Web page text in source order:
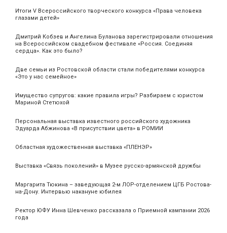
Итоги V Всероссийского творческого конкурса «Права человека
глазами детей»
Дмитрий Кобзев и Ангелина Буланова зарегистрировали отношения
на Всероссийском свадебном фестивале «Россия. Соединяя
сердца». Как это было?
Две семьи из Ростовской области стали победителями конкурса
«Это у нас семейное»
Имущество супругов: какие правила игры? Разбираем с юристом
Мариной Стетюхой
Персональная выставка известного российского художника
Эдуарда Абжинова «В присутствии цвета» в РОМИИ
Областная художественная выставка «ПЛЕНЭР»
Выставка «Связь поколений» в Музее русско-армянской дружбы
Маргарита Тюкина – заведующая 2-м ЛОР-отделением ЦГБ Ростова-
на-Дону. Интервью накануне юбилея
Ректор ЮФУ Инна Шевченко рассказала о Приемной кампании 2026
года